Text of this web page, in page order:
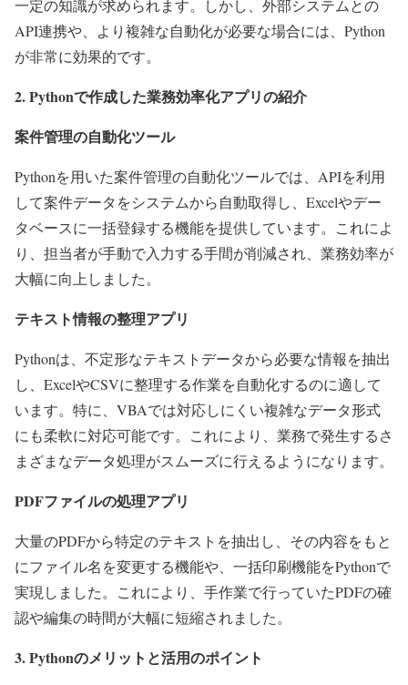
一定の知識が求められます。しかし、外部システムとの
API連携や、より複雑な自動化が必要な場合には、Python
が非常に効果的です。
2. Pythonで作成した業務効率化アプリの紹介
案件管理の自動化ツール
Pythonを用いた案件管理の自動化ツールでは、APIを利用
して案件データをシステムから自動取得し、Excelやデー
タベースに一括登録する機能を提供しています。これによ
り、担当者が手動で入力する手間が削減され、業務効率が
大幅に向上しました。
テキスト情報の整理アプリ
Pythonは、不定形なテキストデータから必要な情報を抽出
し、ExcelやCSVに整理する作業を自動化するのに適して
います。特に、VBAでは対応しにくい複雑なデータ形式
にも柔軟に対応可能です。これにより、業務で発生するさ
まざまなデータ処理がスムーズに行えるようになります。
PDFファイルの処理アプリ
大量のPDFから特定のテキストを抽出し、その内容をもと
にファイル名を変更する機能や、一括印刷機能をPythonで
実現しました。これにより、手作業で行っていたPDFの確
認や編集の時間が大幅に短縮されました。
3. Pythonのメリットと活用のポイント